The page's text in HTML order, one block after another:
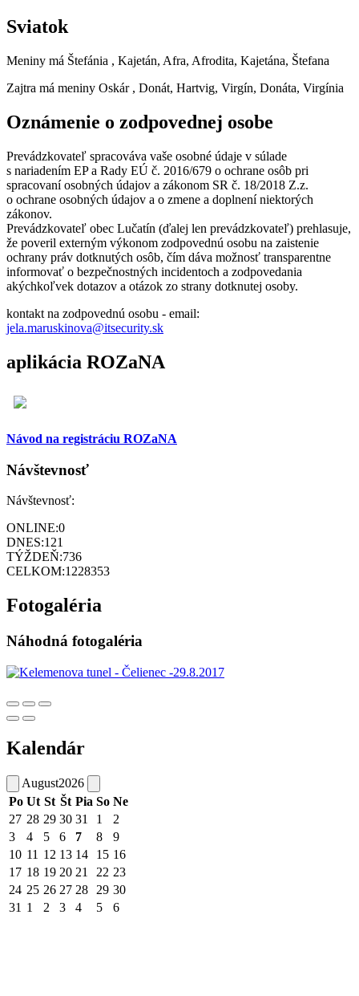
Sviatok
Meniny má Štefánia , Kajetán, Afra, Afrodita, Kajetána, Štefana
Zajtra má meniny Oskár , Donát, Hartvig, Virgín, Donáta, Virgínia
Oznámenie o zodpovednej osobe
Prevádzkovateľ spracováva vaše osobné údaje v súlade
s nariadením EP a Rady EÚ č. 2016/679 o ochrane osôb pri
spracovaní osobných údajov a zákonom SR č. 18/2018 Z.z.
o ochrane osobných údajov a o zmene a doplnení niektorých
zákonov.
Prevádzkovateľ obec Lučatín (ďalej len prevádzkovateľ) prehlasuje,
že poveril externým výkonom zodpovednú osobu na zaistenie
ochrany práv dotknutých osôb, čím dáva možnosť transparentne
informovať o bezpečnostných incidentoch a zodpovedania
akýchkoľvek dotazov a otázok zo strany dotknutej osoby.
kontakt na zodpovednú osobu - email:
jela.maruskinova@itsecurity.sk
aplikácia ROZaNA
Návod na registráciu ROZaNA
Návštevnosť
Návštevnosť:
ONLINE:0
DNES:121
TÝŽDEŇ:736
CELKOM:1228353
Fotogaléria
Náhodná fotogaléria
Kalendár
August2026
Po Ut St Št Pia So Ne
27 28 29 30 31 1
2
3
4 5 6 7 8
9
10 11 12 13 14 15 16
17 18 19 20 21 22 23
24 25 26 27 28 29 30
31 1 2 3 4 5 6